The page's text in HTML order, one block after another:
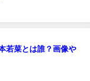
若菜とは誰？画像や